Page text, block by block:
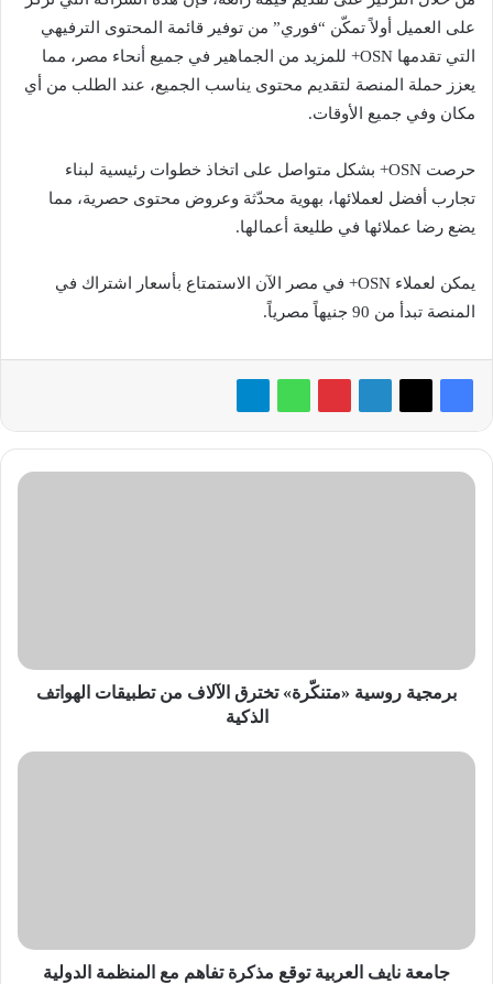
على العميل أولاً تمكّن “فوري” من توفير قائمة المحتوى الترفيهي
التي تقدمها OSN+ للمزيد من الجماهير في جميع أنحاء مصر، مما
يعزز حملة المنصة لتقديم محتوى يناسب الجميع، عند الطلب من أي
مكان وفي جميع الأوقات.
حرصت OSN+ بشكل متواصل على اتخاذ خطوات رئيسية لبناء
تجارب أفضل لعملائها، بهوية محدّثة وعروض محتوى حصرية، مما
يضع رضا عملائها في طليعة أعمالها.
يمكن لعملاء OSN+ في مصر الآن الاستمتاع بأسعار اشتراك في
المنصة تبدأ من 90 جنيهاً مصرياً.
برمجية
الذكية
برمجية روسية «متنكّرة» تخترق الآلاف من تطبيقات الهواتف
الذكية
جامعة
الدولية
للهجرةجامعة نايف العربية توقع مذكرة تفاهم مع المنظمة الدولية